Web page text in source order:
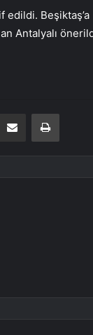
edildi. Beşiktaş’a
Antalyalı
E-Posta ile paylaş Yazdır